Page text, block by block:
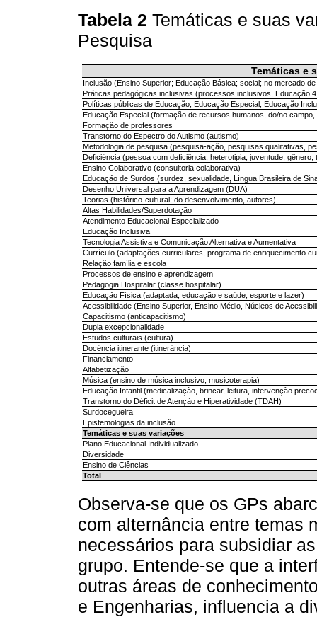
Tabela 2 Temáticas e suas
Pesquisa
Temáticas e
Inclusão (Ensino Superior; Educação Básica; social; no mercado
Práticas pedagógicas inclusivas (processos inclusivos, Educação
Políticas públicas de Educação, Educação Especial, Educação
Educação Especial (formação de recursos humanos, do/no
Formação de professores
Transtorno do Espectro do Autismo (autismo)
Metodologia de pesquisa (pesquisa-ação, pesquisas qualitativas,
Deficiência (pessoa com deficiência, heterotipia, juventude,
Ensino Colaborativo (consultoria colaborativa)
Educação de Surdos (surdez, sexualidade, Língua Brasileira de
Desenho Universal para a Aprendizagem (DUA)
Teorias (histórico-cultural; do desenvolvimento, autores)
Altas Habilidades/Superdotação
Atendimento Educacional Especializado
Educação Inclusiva
Tecnologia Assistiva e Comunicação Alternativa e Aumentativa
Currículo (adaptações curriculares, programa de enriquecimento
Relação família e escola
Processos de ensino e aprendizagem
Pedagogia Hospitalar (classe hospitalar)
Educação Física (adaptada, educação e saúde, esporte e lazer)
Acessibilidade (Ensino Superior, Ensino Médio, Núcleos de
Capacitismo (anticapacitismo)
Dupla excepcionalidade
Estudos culturais (cultura)
Docência itinerante (itinerância)
Financiamento
Alfabetização
Música (ensino de música inclusivo, musicoterapia)
Educação Infantil (medicalização, brincar, leitura, intervenção
Transtorno do Déficit de Atenção e Hiperatividade (TDAH)
Surdocegueira
Epistemologias da inclusão
Temáticas e suas variações
Plano Educacional Individualizado
Diversidade
Ensino de Ciências
Total
Observa-se que os GPs
com alternância entre temas
necessários para subsidiar
grupo. Entende-se que a
outras áreas de
e Engenharias, influencia a